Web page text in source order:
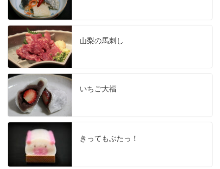
山梨の馬刺し
いちご大福
きってもぶたっ！